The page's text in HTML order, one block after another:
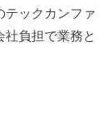
テックカンファ
負担で業務と